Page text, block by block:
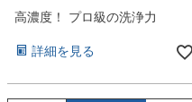
高濃度！ プロ級の洗浄力
詳細を見る